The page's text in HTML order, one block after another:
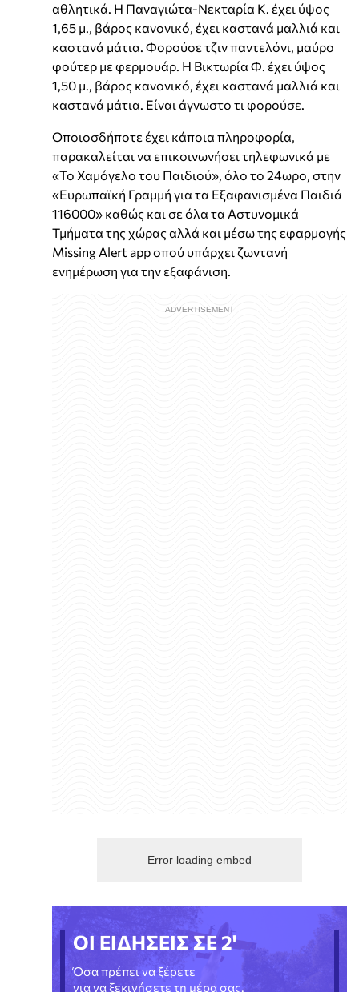
αθλητικά. Η Παναγιώτα-Νεκταρία Κ. έχει ύψος
1,65 μ., βάρος κανονικό, έχει καστανά μαλλιά και
καστανά μάτια. Φορούσε τζιν παντελόνι, μαύρο
φούτερ με φερμουάρ. Η Βικτωρία Φ. έχει ύψος
1,50 μ., βάρος κανονικό, έχει καστανά μαλλιά και
καστανά μάτια. Είναι άγνωστο τι φορούσε.
Οποιοσδήποτε έχει κάποια πληροφορία,
παρακαλείται να επικοινωνήσει τηλεφωνικά με
«Το Χαμόγελο του Παιδιού», όλο το 24ωρο, στην
«Ευρωπαϊκή Γραμμή για τα Εξαφανισμένα Παιδιά
116000» καθώς και σε όλα τα Αστυνομικά
Τμήματα της χώρας αλλά και μέσω της εφαρμογής
Missing Alert app οπού υπάρχει ζωντανή
ενημέρωση για την εξαφάνιση.
Error loading embed
ΟΙ ΕΙΔΗΣΕΙΣ ΣΕ 2'
Όσα πρέπει να ξέρετε
για να ξεκινήσετε τη μέρα σας.